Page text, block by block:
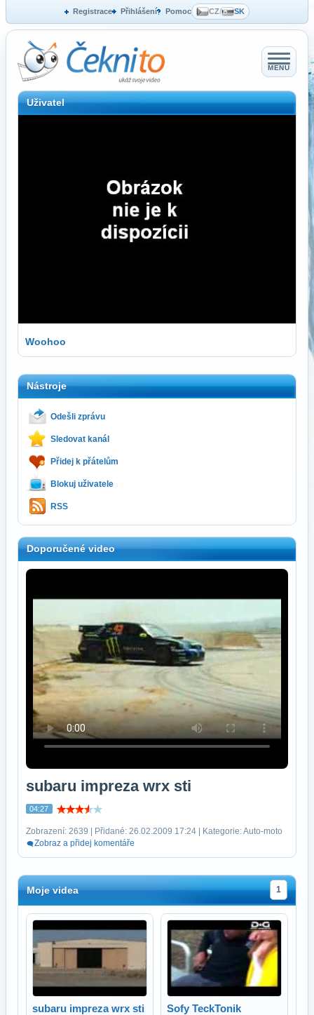
Registrace Přihlášení Pomoc CZ/ SK
MENU
Uživatel
Woohoo
Nástroje
Odešli zprávu
Sledovat kanál
Přidej k přátelům
Blokuj uživatele
RSS
Doporučené video
subaru impreza wrx sti
04:27
Zobrazení: 2639 | Přidané: 26.02.2009 17:24 | Kategorie: Auto-moto
Zobraz a přidej komentáře
Moje videa 1
subaru impreza wrx sti Sofy TeckTonik